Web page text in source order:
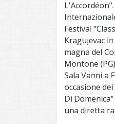
Festival
Kragujevac
magna del
Montone
Sala Vanni a
occasione
Di
una diretta